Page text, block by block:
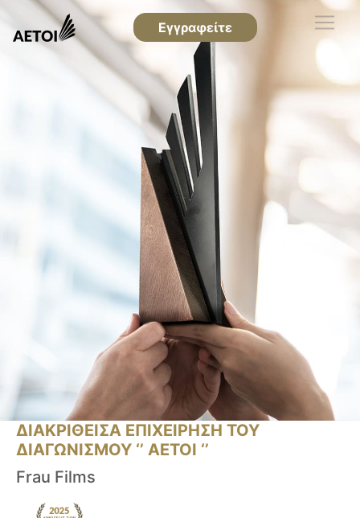
Εγγραφείτε
ΔΙΑΚΡΙΘΕΙΣΑ ΕΠΙΧΕΙΡΗΣΗ ΤΟΥ
ΔΙΑΓΩΝΙΣΜΟΥ ‘’ ΑΕΤΟΙ ‘’
Frau Films